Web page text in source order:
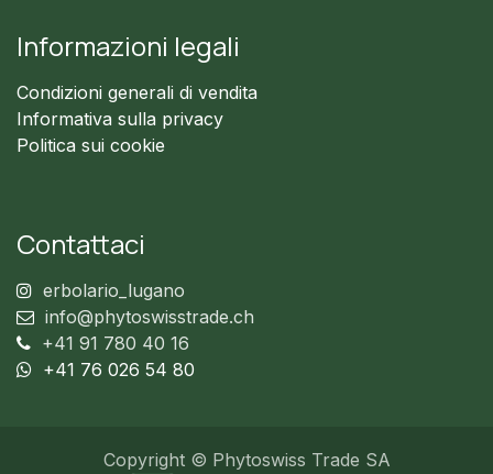
Informazioni legali
Condizioni generali di vendita
Informativa sulla privacy
Politica sui cookie
Contattaci
erbolario_lugano
info@phytoswisstrade.ch
+41 91 780 40 16
+41 76 026 54 80
Copyright © Phytoswiss Trade SA